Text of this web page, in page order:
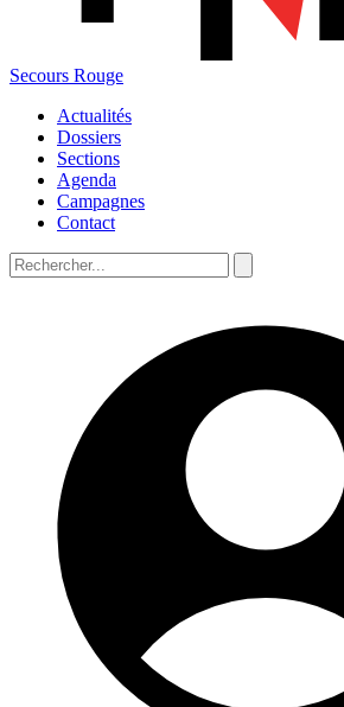
Secours Rouge
Actualités
Dossiers
Sections
Agenda
Campagnes
Contact